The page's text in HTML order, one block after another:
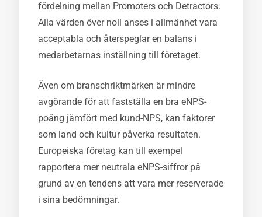
fördelning mellan Promoters och Detractors.
Alla värden över noll anses i allmänhet vara
acceptabla och återspeglar en balans i
medarbetarnas inställning till företaget.
Även om branschriktmärken är mindre
avgörande för att fastställa en bra eNPS-
poäng jämfört med kund-NPS, kan faktorer
som land och kultur påverka resultaten.
Europeiska företag kan till exempel
rapportera mer neutrala eNPS-siffror på
grund av en tendens att vara mer reserverade
i sina bedömningar.